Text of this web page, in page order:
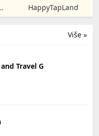
Wool Sort Game
HappyTapLand
Više »
Travel G